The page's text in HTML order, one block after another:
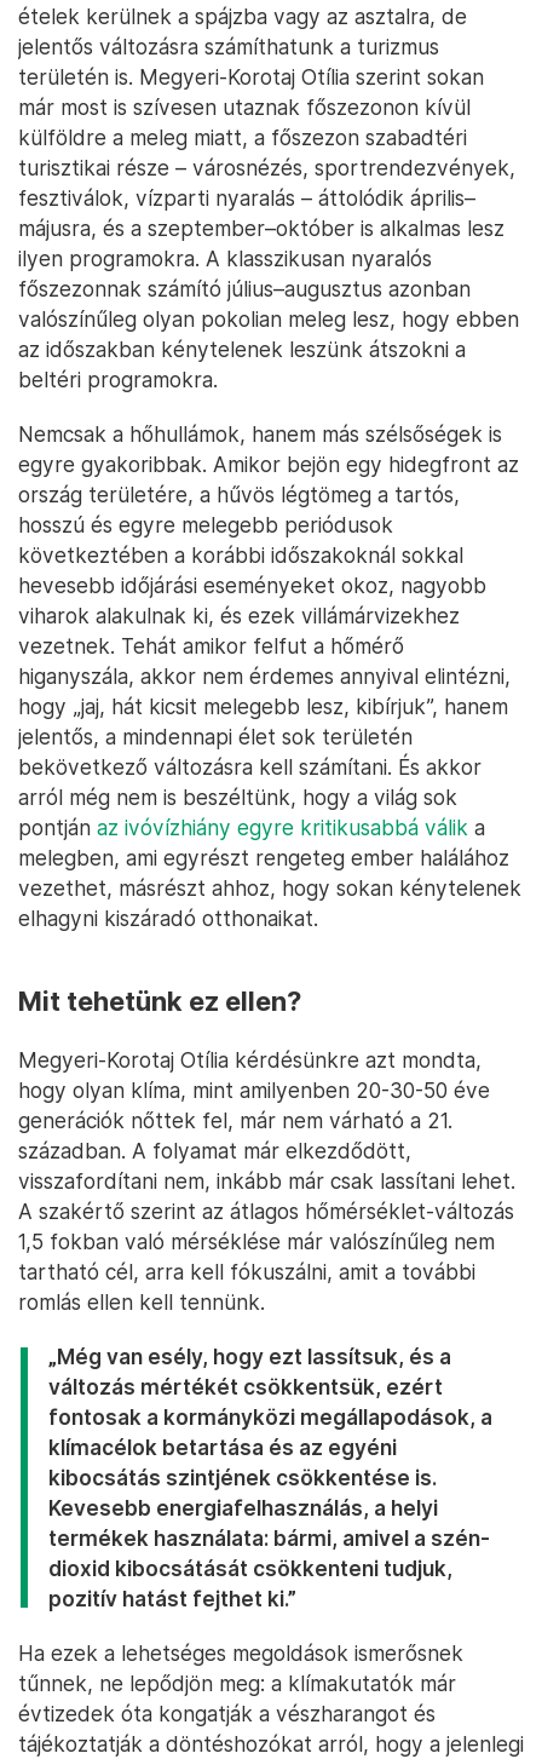
ételek kerülnek a spájzba vagy az asztalra, de
jelentős változásra számíthatunk a turizmus
területén is. Megyeri-Korotaj Otília szerint sokan
már most is szívesen utaznak főszezonon kívül
külföldre a meleg miatt, a főszezon szabadtéri
turisztikai része – városnézés, sportrendezvények,
fesztiválok, vízparti nyaralás – áttolódik április–
májusra, és a szeptember–október is alkalmas lesz
ilyen programokra. A klasszikusan nyaralós
főszezonnak számító július–augusztus azonban
valószínűleg olyan pokolian meleg lesz, hogy ebben
az időszakban kénytelenek leszünk átszokni a
beltéri programokra.
Nemcsak a hőhullámok, hanem más szélsőségek is
egyre gyakoribbak. Amikor bejön egy hidegfront az
ország területére, a hűvös légtömeg a tartós,
hosszú és egyre melegebb periódusok
következtében a korábbi időszakoknál sokkal
hevesebb időjárási eseményeket okoz, nagyobb
viharok alakulnak ki, és ezek villámárvizekhez
vezetnek. Tehát amikor felfut a hőmérő
higanyszála, akkor nem érdemes annyival elintézni,
hogy „jaj, hát kicsit melegebb lesz, kibírjuk”, hanem
jelentős, a mindennapi élet sok területén
bekövetkező változásra kell számítani. És akkor
arról még nem is beszéltünk, hogy a világ sok
pontján az ivóvízhiány egyre kritikusabbá válik a
melegben, ami egyrészt rengeteg ember halálához
vezethet, másrészt ahhoz, hogy sokan kénytelenek
elhagyni kiszáradó otthonaikat.
Mit tehetünk ez ellen?
Megyeri-Korotaj Otília kérdésünkre azt mondta,
hogy olyan klíma, mint amilyenben 20-30-50 éve
generációk nőttek fel, már nem várható a 21.
században. A folyamat már elkezdődött,
visszafordítani nem, inkább már csak lassítani lehet.
A szakértő szerint az átlagos hőmérséklet-változás
1,5 fokban való mérséklése már valószínűleg nem
tartható cél, arra kell fókuszálni, amit a további
romlás ellen kell tennünk.
„Még van esély, hogy ezt lassítsuk, és a
változás mértékét csökkentsük, ezért
fontosak a kormányközi megállapodások, a
klímacélok betartása és az egyéni
kibocsátás szintjének csökkentése is.
Kevesebb energiafelhasználás, a helyi
termékek használata: bármi, amivel a szén-
dioxid kibocsátását csökkenteni tudjuk,
pozitív hatást fejthet ki.”
Ha ezek a lehetséges megoldások ismerősnek
tűnnek, ne lepődjön meg: a klímakutatók már
évtizedek óta kongatják a vészharangot és
tájékoztatják a döntéshozókat arról, hogy a jelenlegi